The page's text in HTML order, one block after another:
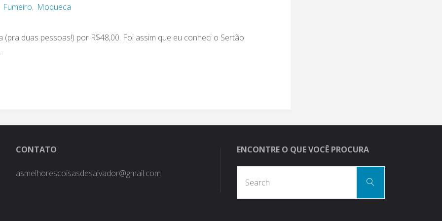
Fumeiro, Moqueca
duas pessoas!) por R$48,00. Foi assim que eu conheci o Sertão
CONTATO
asmelhorescoisasdesalvador@gmail.com
ENCONTRE O QUE VOCÊ PROCURA
Search